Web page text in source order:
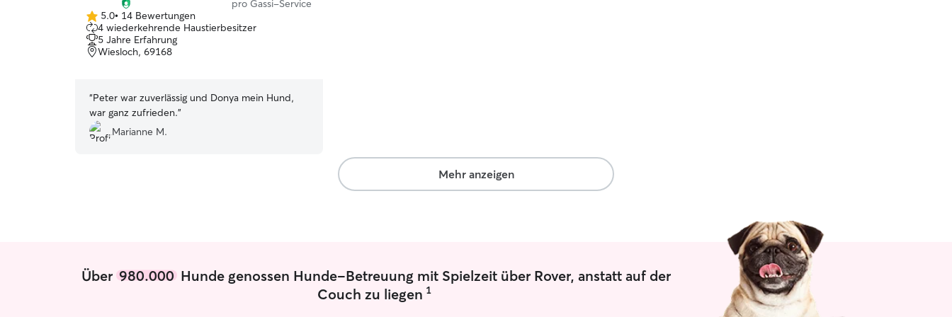
pro Gassi-Service
5.0
von
5
Sternen
5.0• 14 Bewertungen
4 wiederkehrende Haustierbesitzer
5 Jahre Erfahrung
Wiesloch, 69168
“Peter war zuverlässig und Donya mein Hund,
war ganz zufrieden.”
Marianne M.
Mehr anzeigen
Über 980.000Hunde genossen Hunde-Betreuung mit Spielzeit über Rover, anstatt auf der
Couch zu liegen 1